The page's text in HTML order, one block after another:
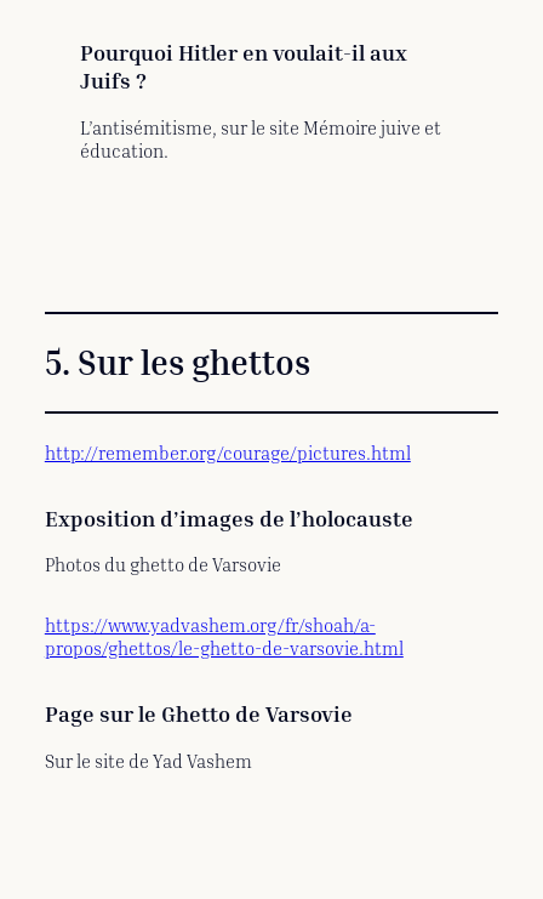
Pourquoi Hitler en voulait-il aux
Juifs ?
L’antisémitisme, sur le site Mémoire juive et
éducation.
5. Sur les ghettos
http://remember.org/courage/pictures.html
Exposition d’images de l’holocauste
Photos du ghetto de Varsovie
https://www.yadvashem.org/fr/shoah/a-
propos/ghettos/le-ghetto-de-varsovie.html
Page sur le Ghetto de Varsovie
Sur le site de Yad Vashem